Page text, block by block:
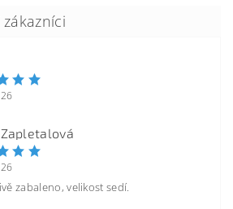
zabaleno, velikost sedí.